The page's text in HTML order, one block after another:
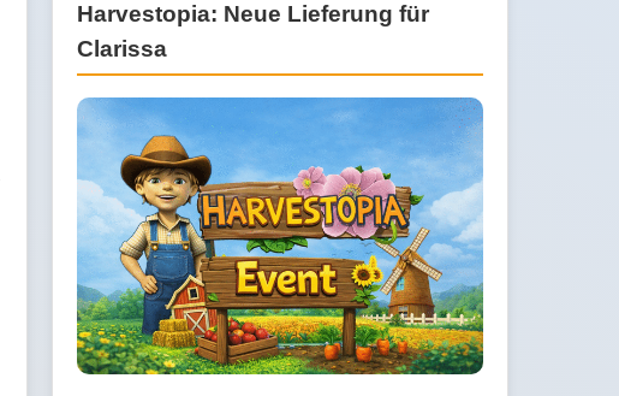
Harvestopia: Neue Lieferung für
Clarissa